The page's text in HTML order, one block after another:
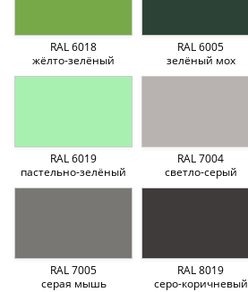
RAL 6018
жёлто-зелёный
RAL 6005
зелёный мох
RAL 6019
пастельно-зелёный
RAL 7004
светло-серый
RAL 7005
серая мышь
RAL 8019
серо-коричневый